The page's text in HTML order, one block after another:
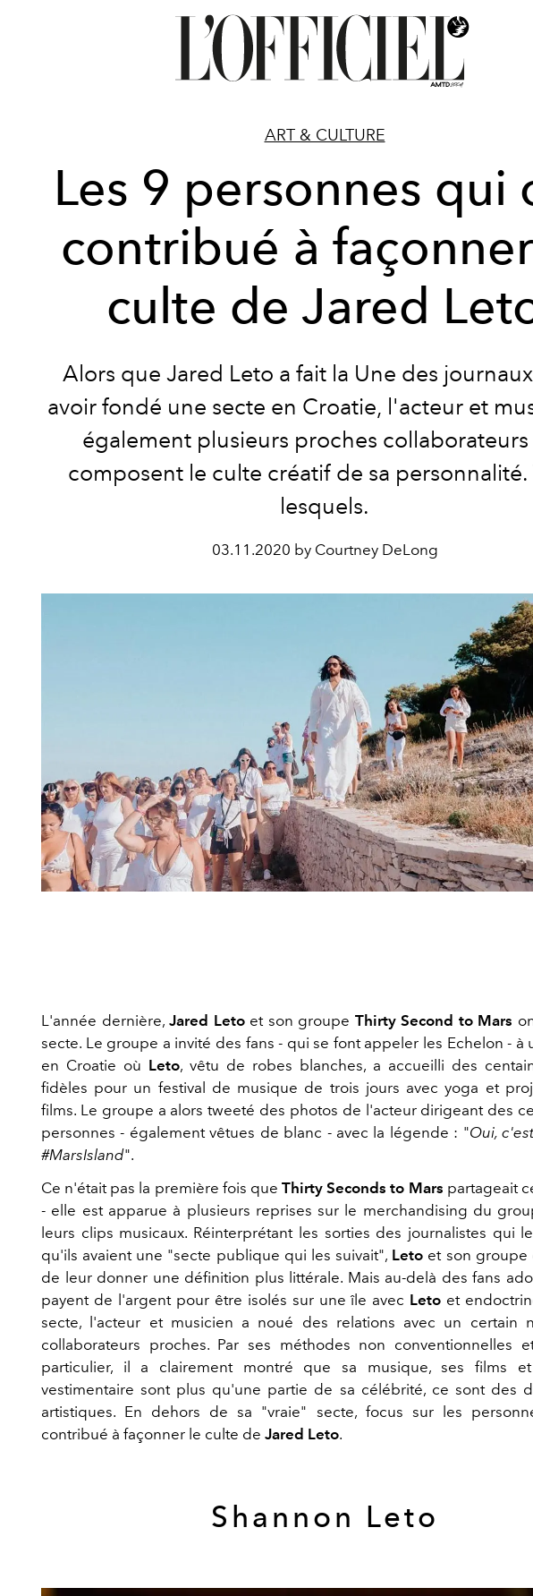
ART & CULTURE
Les 9 personnes qui
contribué à
culte de Jared
Alors que Jared Leto a fait la Une des
avoir fondé une secte en Croatie, l'acteur et
également plusieurs proches
composent le culte créatif de sa personnalité.
lesquels.
03.11.2020 by Courtney DeLong
L'année dernière,Jared Letoet son groupe Thirty Second to Mars
secte. Le groupe a invité des fans - qui se font appeler les Echelon - à
en Croatie où Leto, vêtu de robes blanches, a accueilli des
fidèles pour un festival de musique de trois jours avec yoga et
films. Le groupe a alors tweeté des photos de l'acteur dirigeant des
personnes - également vêtues de blanc - avec la légende : "Oui,
#MarsIsland".
Ce n'était pas la première fois que Thirty Seconds to Mars partageait
- elle est apparue à plusieurs reprises sur le merchandising du
leurs clips musicaux. Réinterprétant les sorties des journalistes qui
qu'ils avaient une "secte publique qui les suivait", Leto et son groupe
de leur donner une définition plus littérale. Mais au-delà des fans
payent de l'argent pour être isolés sur une île avec Leto et
secte, l'acteur et musicien a noué des relations avec un certain
collaborateurs proches. Par ses méthodes non conventionnelles
particulier, il a clairement montré que sa musique, ses films
vestimentaire sont plus qu'une partie de sa célébrité, ce sont des
artistiques. En dehors de sa "vraie" secte, focus sur les
contribué à façonner le culte de Jared Leto.
Shannon Leto